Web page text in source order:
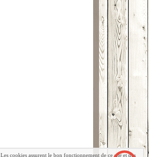
Les cookies assurent le bon fonctionnement de ce site et des